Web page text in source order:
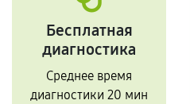
Бесплатная
диагностика
Среднее время
диагностики 20 мин